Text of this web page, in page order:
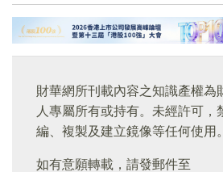
財華網所刊載內容之知識產權為
人專屬所有或持有。未經許可，
編、複製及建立鏡像等任何使用。
如有意願轉載，請發郵件至